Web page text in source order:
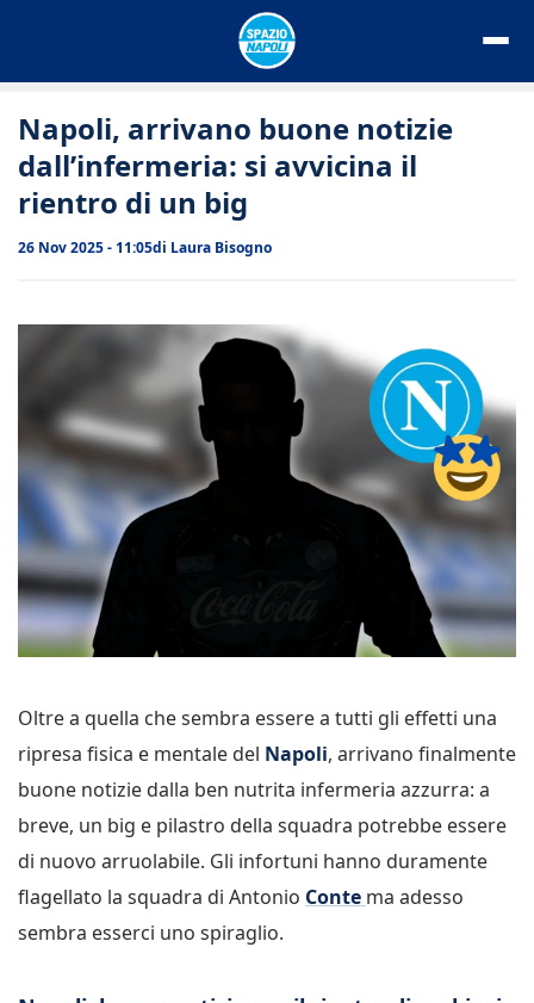
Napoli, arrivano buone notizie
dall’infermeria: si avvicina il
rientro di un big
26 Nov 2025 - 11:05di Laura Bisogno
Oltre a quella che sembra essere a tutti gli effetti una
ripresa fisica e mentale del Napoli, arrivano finalmente
buone notizie dalla ben nutrita infermeria azzurra: a
breve, un big e pilastro della squadra potrebbe essere
di nuovo arruolabile. Gli infortuni hanno duramente
flagellato la squadra di Antonio Conte ma adesso
sembra esserci uno spiraglio.